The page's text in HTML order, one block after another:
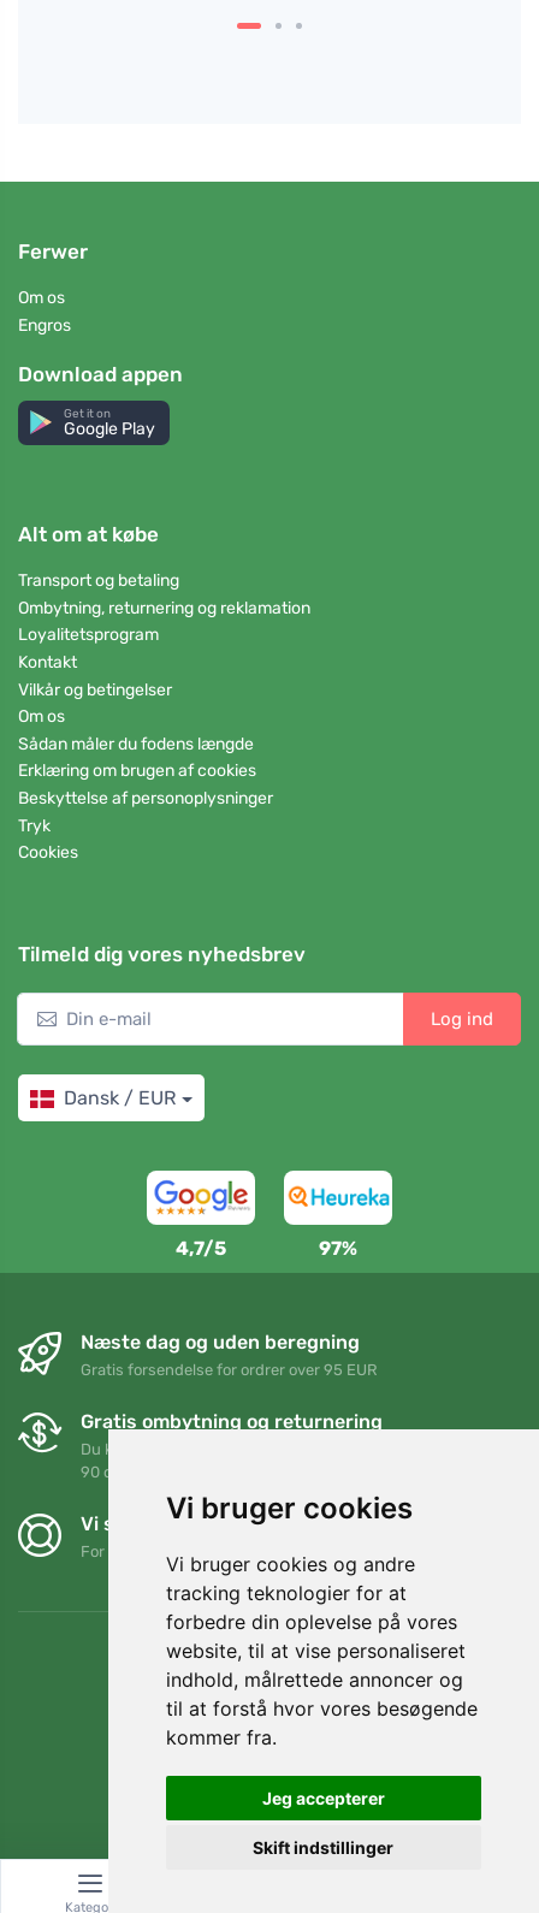
Vi bruger cookies
Vi bruger cookies og andre
tracking teknologier for at
forbedre din oplevelse på vores
website, til at vise personaliseret
indhold, målrettede annoncer og
til at forstå hvor vores besøgende
kommer fra.
Jeg accepterer
Skift indstillinger
Ferwer
Om os
Engros
Download appen
Get it on
Google Play
Alt om at købe
Transport og betaling
Ombytning, returnering og reklamation
Loyalitetsprogram
Kontakt
Vilkår og betingelser
Om os
Sådan måler du fodens længde
Erklæring om brugen af cookies
Beskyttelse af personoplysninger
Tryk
Cookies
Tilmeld dig vores nyhedsbrev
Log ind
Dansk / EUR
4,7/5 97%
Næste dag og uden beregning
Gratis forsendelse for ordrer over 95 EUR
Gratis ombytning og returnering
Du kan returnere eller bytte din ordre når som helst inden for
90 dage
Vi støtter Trees.org
For hver ordre planter vi et træ! Læs mere
Kategori